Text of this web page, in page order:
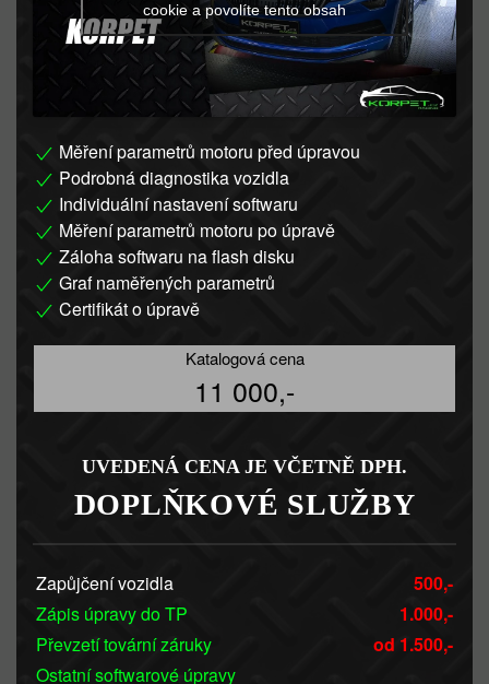
cookie a povolíte tento obsah
Měření parametrů motoru před úpravou
Podrobná diagnostika vozidla
Individuální nastavení softwaru
Měření parametrů motoru po úpravě
Záloha softwaru na flash disku
Graf naměřených parametrů
Certifikát o úpravě
Katalogová cena
11 000,-
UVEDENÁ CENA JE VČETNĚ DPH.
DOPLŇKOVÉ SLUŽBY
Zapůjčení vozidla
500,-
Zápis úpravy do TP
1.000,-
Převzetí tovární záruky
od 1.500,-
Ostatní softwarové úpravy